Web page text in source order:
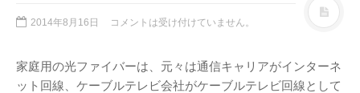
旅行(8)
謎の円盤UFO (94)
2014年8月16日 コメントは受け付けていません。
家庭用の光ファイバーは、元々は通信キャリアがインターネ
ット回線、ケーブルテレビ会社がケーブルテレビ回線として